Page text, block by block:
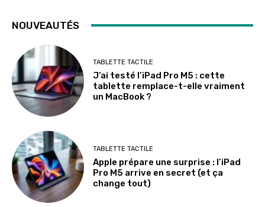
NOUVEAUTÉS
TABLETTE TACTILE
J’ai testé l’iPad Pro M5 : cette
tablette remplace-t-elle vraiment
un MacBook ?
TABLETTE TACTILE
Apple prépare une surprise : l’iPad
Pro M5 arrive en secret (et ça
change tout)